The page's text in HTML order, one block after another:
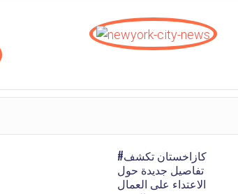
#كازاخستان تكشف
تفاصيل جديدة حول
الاعتداء على العمال